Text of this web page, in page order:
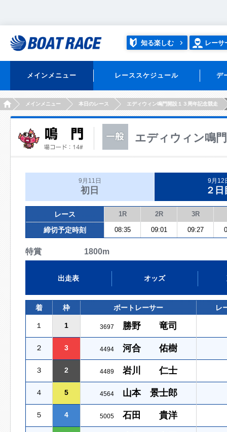
知る楽しむ レーサ
メインメニュー レーススケジュール デ
HOMEメインメニュー 本日のレース エディウィン鳴門開設１３周年記念競走
エディウィン鳴
9月11日
初日
9月12
２日
レース 1R 2R 3R
締切予定時刻 08:35 09:01 09:27
特賞 1800m
出走表 オッズ
着 枠 ボートレーサー レ
１ 1 3697 勝野 竜司
２ 3 4494 河合 佑樹
３ 2 4489 岩川 仁士
４ 5 4564 山本 景士郎
５ 4 5005 石田 貴洋